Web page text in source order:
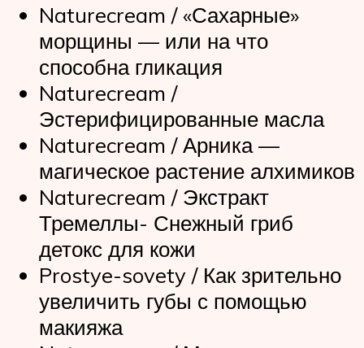
Naturecream / «Сахарные»
морщины — или на что
способна гликация
Naturecream /
Эстерифицированные масла
Naturecream / Арника —
магическое растение алхимиков
Naturecream / Экстракт
Тремеллы- Снежный гриб
детокс для кожи
Prostye-sovety / Как зрительно
увеличить губы с помощью
макияжа